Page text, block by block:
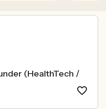
(HealthTech /